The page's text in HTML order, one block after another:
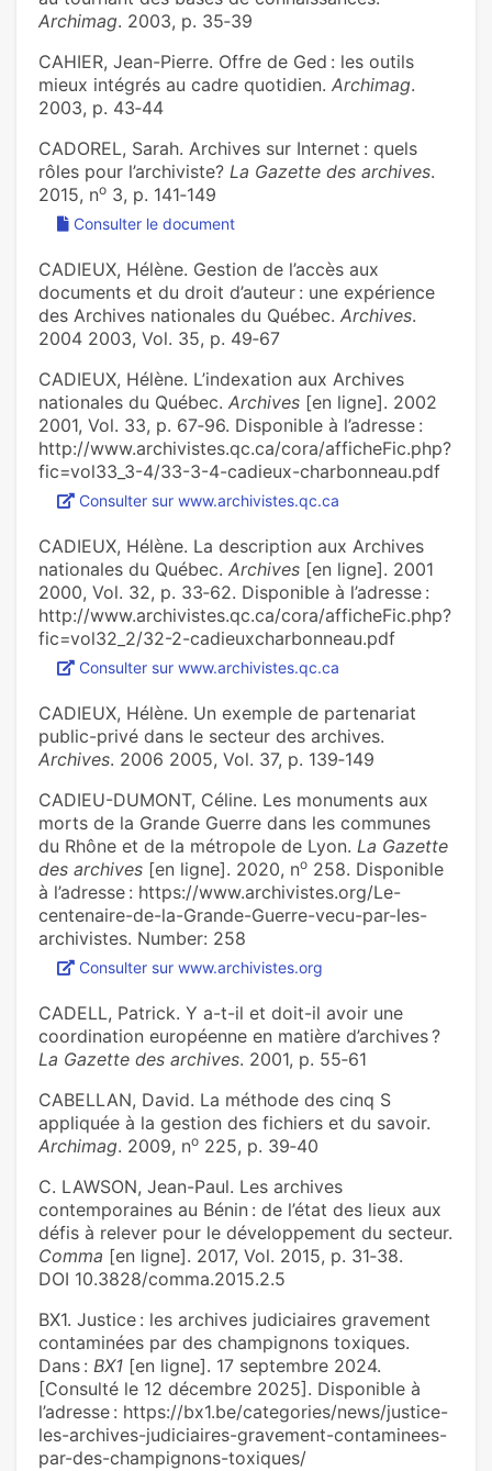
Archimag. 2003, p. 35‑39
CAHIER, Jean-Pierre. Offre de Ged : les outils
mieux intégrés au cadre quotidien. Archimag.
2003, p. 43‑44
CADOREL, Sarah. Archives sur Internet : quels
rôles pour l’archiviste? La Gazette des archives.
2015, no 3, p. 141‑149
Consulter le document
CADIEUX, Hélène. Gestion de l’accès aux
documents et du droit d’auteur : une expérience
des Archives nationales du Québec. Archives.
2004 2003, Vol. 35, p. 49‑67
CADIEUX, Hélène. L’indexation aux Archives
nationales du Québec. Archives [en ligne]. 2002
2001, Vol. 33, p. 67‑96. Disponible à l’adresse :
http://www.archivistes.qc.ca/cora/afficheFic.php?
fic=vol33_3-4/33-3-4-cadieux-charbonneau.pdf
Consulter sur www.archivistes.qc.ca
CADIEUX, Hélène. La description aux Archives
nationales du Québec. Archives [en ligne]. 2001
2000, Vol. 32, p. 33‑62. Disponible à l’adresse :
http://www.archivistes.qc.ca/cora/afficheFic.php?
fic=vol32_2/32-2-cadieuxcharbonneau.pdf
Consulter sur www.archivistes.qc.ca
CADIEUX, Hélène. Un exemple de partenariat
public-privé dans le secteur des archives.
Archives. 2006 2005, Vol. 37, p. 139‑149
CADIEU-DUMONT, Céline. Les monu­ments aux
morts de la Grande Guerre dans les com­mu­nes
du Rhône et de la métro­pole de Lyon. La Gazette
des archives [en ligne]. 2020, no 258. Disponible
à l’adresse : https://www.archivistes.org/Le-
centenaire-de-la-Grande-Guerre-vecu-par-les-
archivistes. Number: 258
Consulter sur www.archivistes.org
CADELL, Patrick. Y a-t-il et doit-il avoir une
coordination européenne en matière d’archives ?
La Gazette des archives. 2001, p. 55‑61
CABELLAN, David. La méthode des cinq S
appliquée à la gestion des fichiers et du savoir.
Archimag. 2009, no 225, p. 39‑40
C. LAWSON, Jean-Paul. Les archives
contemporaines au Bénin : de l’état des lieux aux
défis à relever pour le développement du secteur.
Comma [en ligne]. 2017, Vol. 2015, p. 31‑38.
DOI 10.3828/comma.2015.2.5
BX1. Justice : les archives judiciaires gravement
contaminées par des champignons toxiques.
Dans : BX1 [en ligne]. 17 septembre 2024.
[Consulté le 12 décembre 2025]. Disponible à
l’adresse : https://bx1.be/categories/news/justice-
les-archives-judiciaires-gravement-contaminees-
par-des-champignons-toxiques/